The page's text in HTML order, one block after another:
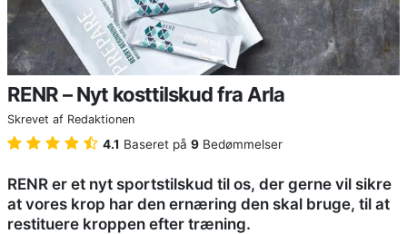
RENR – Nyt kosttilskud fra Arla
Skrevet af Redaktionen
4.1 Baseret på 9 Bedømmelser
RENR er et nyt sportstilskud til os, der gerne vil sikre
at vores krop har den ernæring den skal bruge, til at
restituere kroppen efter træning.